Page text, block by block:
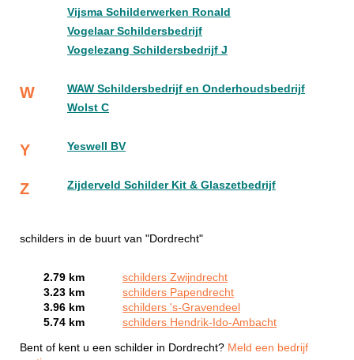
Vijsma Schilderwerken Ronald
Vogelaar Schildersbedrijf
Vogelezang Schildersbedrijf J
W
WAW Schildersbedrijf en Onderhoudsbedrijf
Wolst C
Y Yeswell BV
Z Zijderveld Schilder Kit & Glaszetbedrijf
schilders in de buurt van "Dordrecht"
2.79 km
schilders Zwijndrecht
3.23 km
schilders Papendrecht
3.96 km
schilders 's-Gravendeel
5.74 km
schilders Hendrik-Ido-Ambacht
Bent of kent u een schilder in Dordrecht? Meld een bedrijf